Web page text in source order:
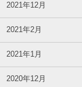
2021年12月
2021年2月
2021年1月
2020年12月